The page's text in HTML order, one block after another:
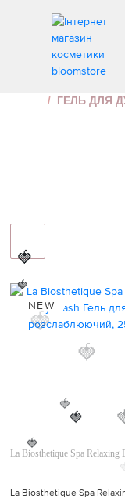
ГЕЛЬ
ГЕЛЬ ДЛЯ
NEW
La Biosthetique Spa Relaxing
La Biosthetique Spa
🍓